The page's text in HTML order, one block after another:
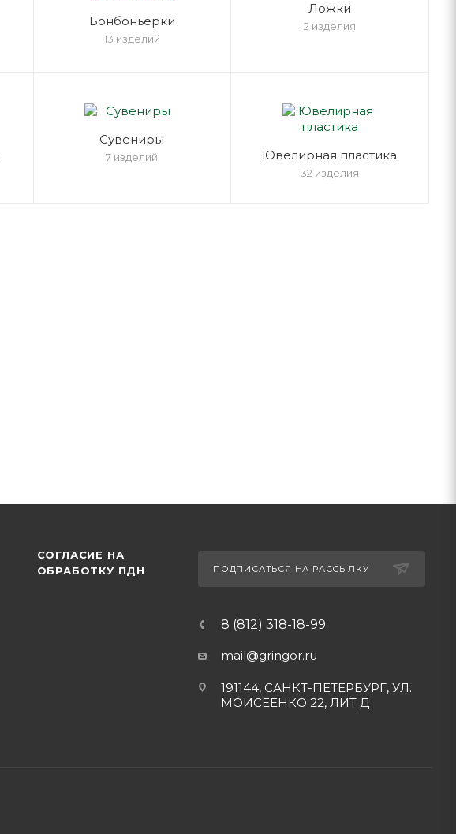
Бонбоньерки
13 изделий
Ложки
2 изделия
Cувениры
7 изделий Ювелирная пластика
32 изделия
СОГЛАСИЕ НА
ОБРАБОТКУ ПДН
ПОДПИСАТЬСЯ НА РАССЫЛКУ
8 (812) 318-18-99
mail@gringor.ru
191144, САНКТ-ПЕТЕРБУРГ, УЛ.
МОИСЕЕНКО 22, ЛИТ Д